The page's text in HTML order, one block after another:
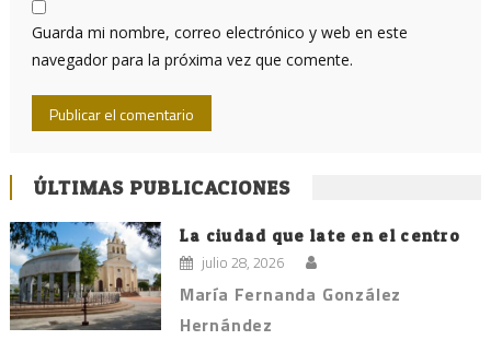
Guarda mi nombre, correo electrónico y web en este
navegador para la próxima vez que comente.
ÚLTIMAS PUBLICACIONES
La ciudad que late en el centro
julio 28, 2026
María Fernanda González
Hernández